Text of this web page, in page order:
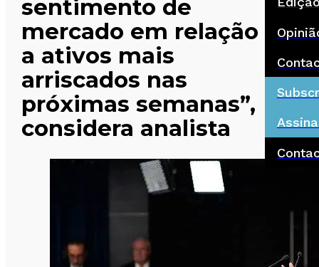
sentimento de
mercado em relação
a ativos mais
arriscados nas
próximas semanas”,
considera analista